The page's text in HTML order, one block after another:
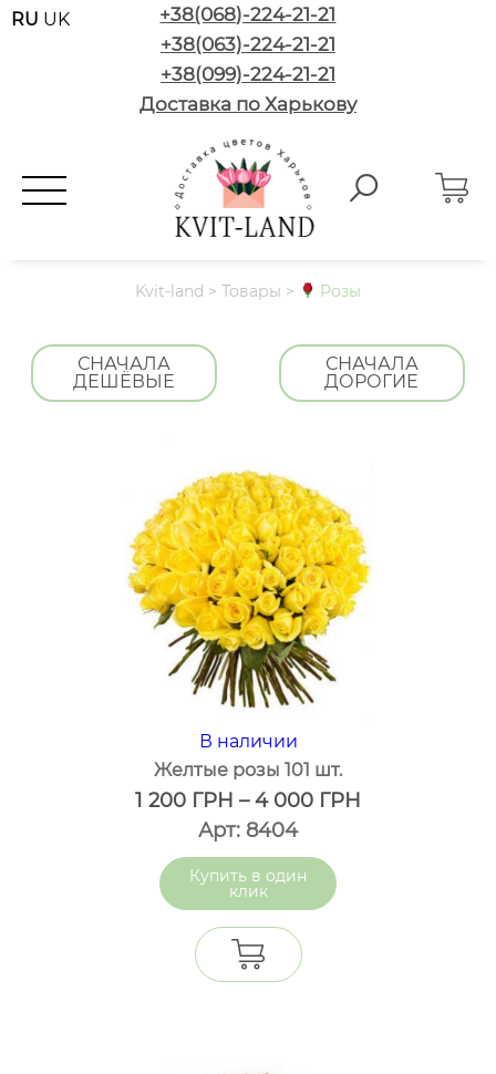
RU UK
+38(068)-224-21-21
+38(063)-224-21-21
+38(099)-224-21-21
Доставка по Харькову
Kvit-land > Товары > Розы
СНАЧАЛА
ДЕШЁВЫЕ
СНАЧАЛА
ДОРОГИЕ
В наличии
Желтые розы 101 шт.
1 200 ГРН –4 000 ГРН
Арт: 8404
один
клик